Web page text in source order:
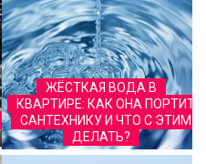
ЖЁСТКАЯ ВОДА В
КВАРТИРЕ: КАК ОНА ПОРТИТ
САНТЕХНИКУ И ЧТО С ЭТИМ
ДЕЛАТЬ?